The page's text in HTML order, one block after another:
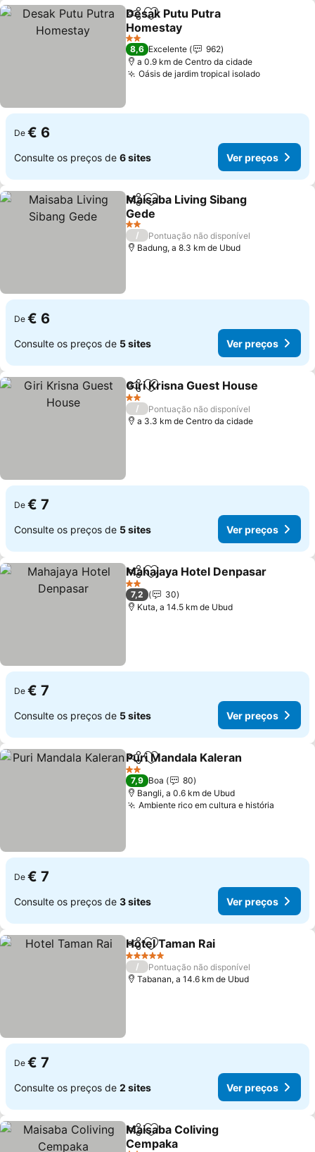
PartilharAdicionar aos favoritos
Desak Putu Putra
Homestay
2 Estrelas
8,6 Excelente
962
a 0.9 km de Centro da cidade
Oásis de jardim tropical isolado
De € 6
Consulte os preços de 6 sites Ver preços
PartilharAdicionar aos favoritos
Maisaba Living Sibang
Gede
2 Estrelas
/
Pontuação não disponível
Badung, a 8.3 km de Ubud
De € 6
Consulte os preços de 5 sites Ver preços
PartilharAdicionar aos favoritos
Giri Krisna Guest House
2 Estrelas
/
Pontuação não disponível
a 3.3 km de Centro da cidade
De € 7
Consulte os preços de 5 sites Ver preços
PartilharAdicionar aos favoritos
Mahajaya Hotel Denpasar
2 Estrelas
7,2
30
Kuta, a 14.5 km de Ubud
De € 7
Consulte os preços de 5 sites Ver preços
PartilharAdicionar aos favoritos
Puri Mandala Kaleran
2 Estrelas
7,9 Boa
80
Bangli, a 0.6 km de Ubud
Ambiente rico em cultura e história
De € 7
Consulte os preços de 3 sites Ver preços
PartilharAdicionar aos favoritos
Hotel Taman Rai
5 Estrelas
/
Pontuação não disponível
Tabanan, a 14.6 km de Ubud
De € 7
Consulte os preços de 2 sites Ver preços
PartilharAdicionar aos favoritos
Maisaba Coliving
Cempaka